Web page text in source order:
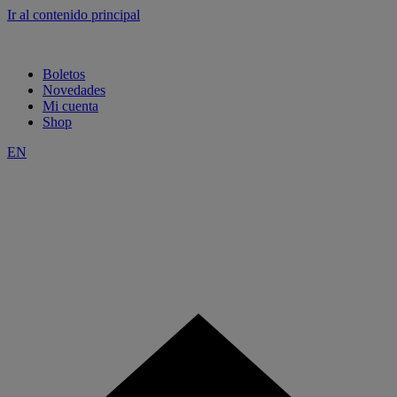
Ir al contenido principal
Boletos
Novedades
Mi cuenta
Shop
EN